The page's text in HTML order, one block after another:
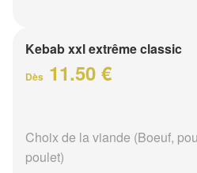
Kebab xxl extrême classic
Dès 11.50 €
Choix de la viande (Boeuf,
poulet)